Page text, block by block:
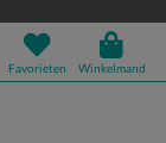
Favorieten Winkelmand